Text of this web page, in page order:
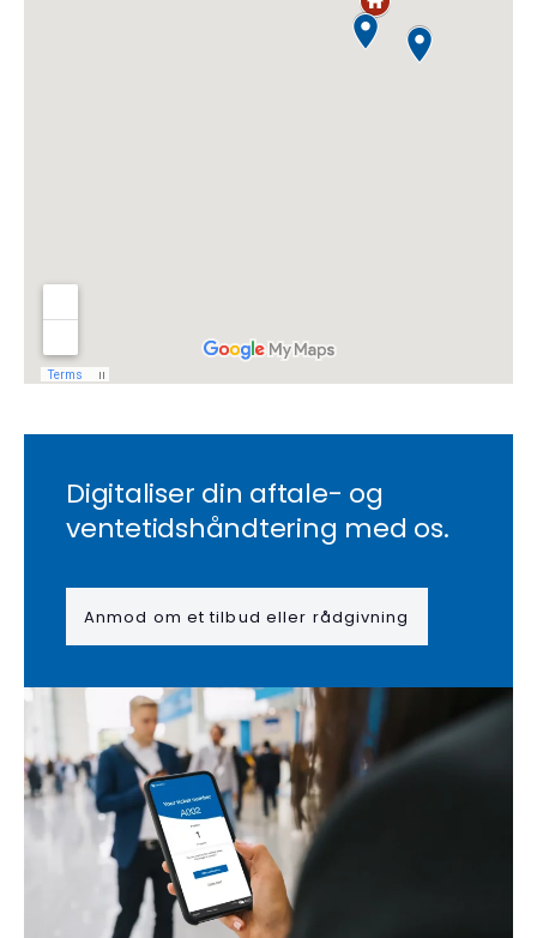
Digitaliser din aftale- og
ventetidshåndtering med os.
Anmod om et tilbud eller rådgivning